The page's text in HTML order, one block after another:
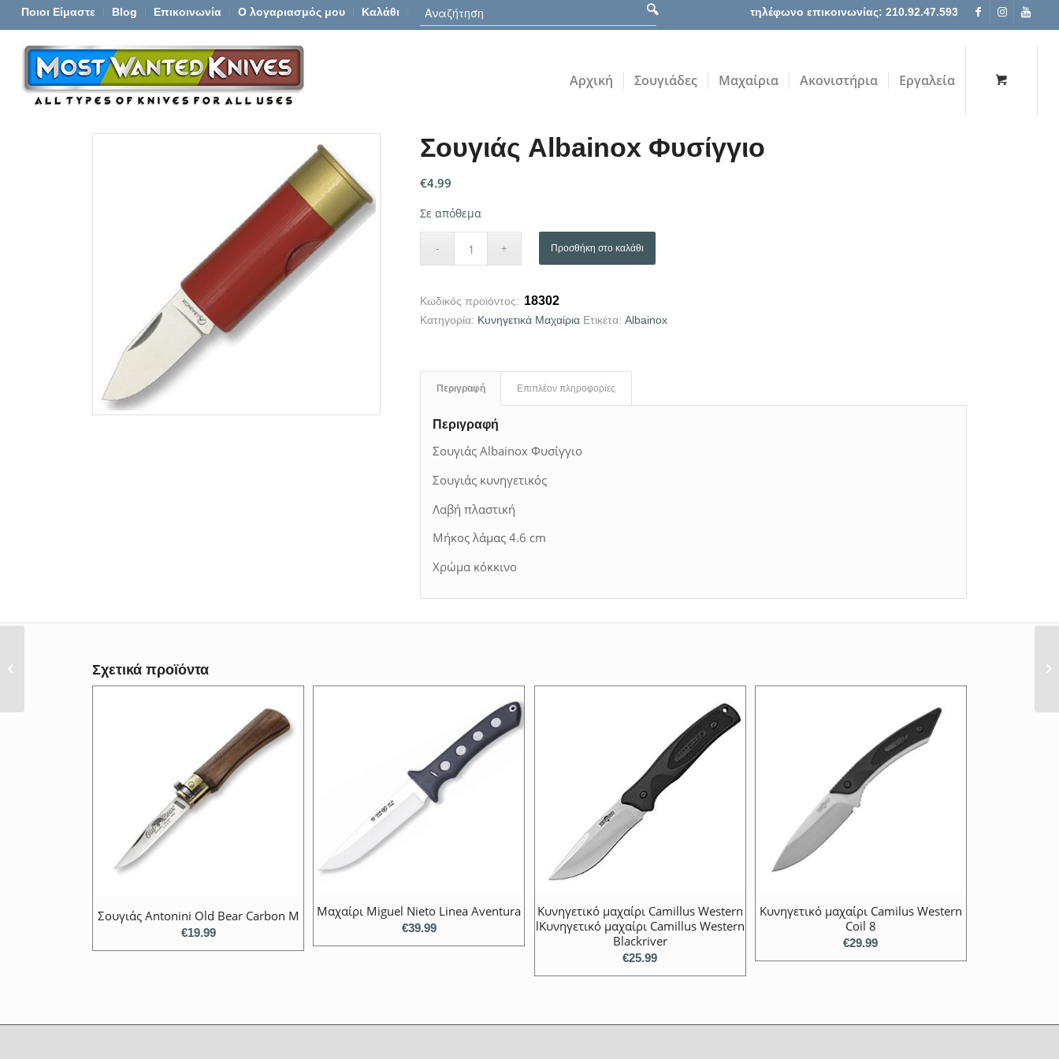
Ποιοι Είμαστε Blog Επικοινωνία Ο λογαριασμός μου Καλάθι τηλέφωνο επικοινωνίας: 210.92.47.593
Αρχική Σουγιάδες Μαχαίρια Ακονιστήρια Εργαλεία
Σουγιάς Albainox Φυσίγγιο
€4.99
Σε απόθεμα
Προσθήκη στο καλάθι
Κωδικός προϊόντος: 18302
Κατηγορία: Κυνηγετικά Μαχαίρια Ετικέτα:Albainox
Περιγραφή Επιπλέον πληροφορίες
Περιγραφή
Σουγιάς Albainox Φυσίγγιο
Σουγιάς κυνηγετικός
Λαβή πλαστική
Μήκος λάμας 4.6 cm
Χρώμα κόκκινο
Σχετικά προϊόντα
Σουγιάς Antonini Old Bear Carbon Μ
€19.99
Mαχαίρι Miguel Nieto Linea Aventura
€39.99
Κυνηγετικό μαχαίρι Camillus Western
lΚυνηγετικό μαχαίρι Camillus Western
Blackriver
€25.99
Κυνηγετικό μαχαίρι Camilus Western
Coil 8
€29.99
Albainox Deluxe